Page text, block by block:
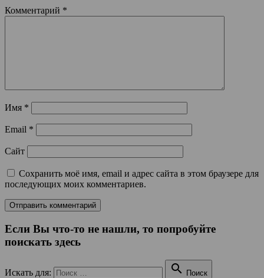
Комментарий *
Имя *
Email *
Сайт
Сохранить моё имя, email и адрес сайта в этом браузере для
последующих моих комментариев.
Если Вы что-то не нашли, то попробуйте
поискать здесь
Искать для:  Поиск